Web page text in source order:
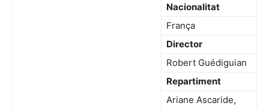
Nacionalitat
França
Director
Robert Guédiguian
Repartiment
Ariane Ascaride,